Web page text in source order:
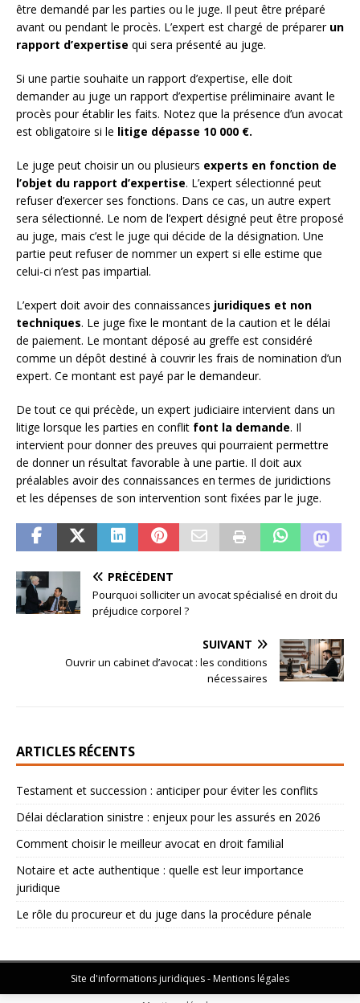
être demandé par les parties ou le juge. Il peut être préparé
avant ou pendant le procès. L’expert est chargé de préparer un
rapport d’expertise qui sera présenté au juge.
Si une partie souhaite un rapport d’expertise, elle doit
demander au juge un rapport d’expertise préliminaire avant le
procès pour établir les faits. Notez que la présence d’un avocat
est obligatoire si le litige dépasse 10 000 €.
Le juge peut choisir un ou plusieurs experts en fonction de
l’objet du rapport d’expertise. L’expert sélectionné peut
refuser d’exercer ses fonctions. Dans ce cas, un autre expert
sera sélectionné. Le nom de l’expert désigné peut être proposé
au juge, mais c’est le juge qui décide de la désignation. Une
partie peut refuser de nommer un expert si elle estime que
celui-ci n’est pas impartial.
L’expert doit avoir des connaissances juridiques et non
techniques. Le juge fixe le montant de la caution et le délai
de paiement. Le montant déposé au greffe est considéré
comme un dépôt destiné à couvrir les frais de nomination d’un
expert. Ce montant est payé par le demandeur.
De tout ce qui précède, un expert judiciaire intervient dans un
litige lorsque les parties en conflit font la demande. Il
intervient pour donner des preuves qui pourraient permettre
de donner un résultat favorable à une partie. Il doit aux
préalables avoir des connaissances en termes de juridictions
et les dépenses de son intervention sont fixées par le juge.
PRÉCÉDENT
Pourquoi solliciter un avocat spécialisé en droit du
préjudice corporel ?
SUIVANT
Ouvrir un cabinet d’avocat : les conditions
nécessaires
ARTICLES RÉCENTS
Testament et succession : anticiper pour éviter les conflits
Délai déclaration sinistre : enjeux pour les assurés en 2026
Comment choisir le meilleur avocat en droit familial
Notaire et acte authentique : quelle est leur importance
juridique
Le rôle du procureur et du juge dans la procédure pénale
Site d'informations juridiques - Mentions légales